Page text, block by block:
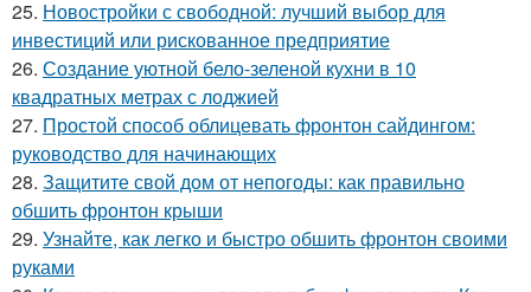
25. Новостройки с свободной: лучший выбор для
инвестиций или рискованное предприятие
26. Создание уютной бело-зеленой кухни в 10
квадратных метрах с лоджией
27. Простой способ облицевать фронтон сайдингом:
руководство для начинающих
28. Защитите свой дом от непогоды: как правильно
обшить фронтон крыши
29. Узнайте, как легко и быстро обшить фронтон своими
руками